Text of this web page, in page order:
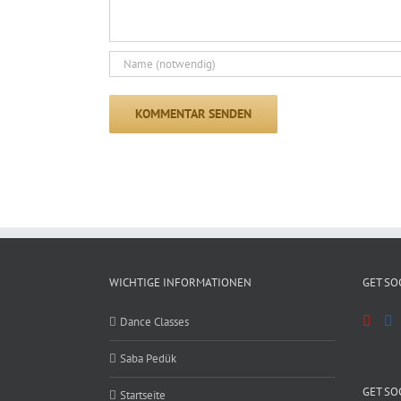
WICHTIGE INFORMATIONEN
Dance Classes
Saba Pedük
Startseite
GET
GET